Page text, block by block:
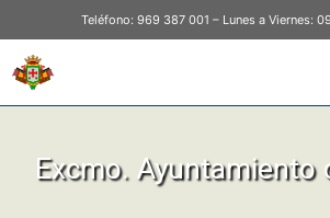
Teléfono: 969 387 001 – Lunes a Viernes:
Excmo. Ayuntamiento